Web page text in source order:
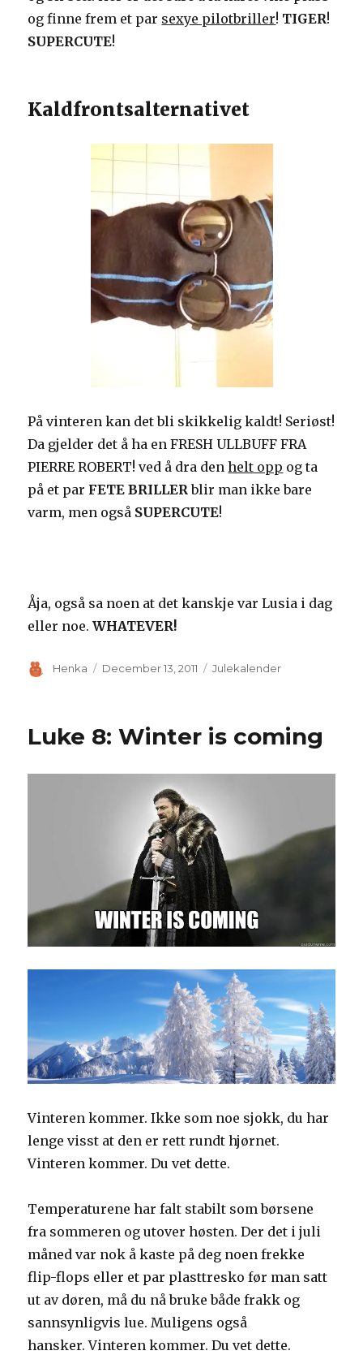
og finne frem et par sexye pilotbriller! TIGER!
SUPERCUTE!
Kaldfrontsalternativet
På vinteren kan det bli skikkelig kaldt! Seriøst!
Da gjelder det å ha en FRESH ULLBUFF FRA
PIERRE ROBERT! ved å dra denhelt opp og ta
på et par FETE BRILLER blir man ikke bare
varm, men også SUPERCUTE!
Åja, også sa noen at det kanskje var Lusia i dag
eller noe.WHATEVER!
Author
Henka
Posted
December 13, 2011 Categories
Julekalender
Luke 8: Winter is coming
Vinteren kommer. Ikke som noe sjokk, du har
lenge visst at den er rett rundt hjørnet.
Vinteren kommer. Du vet dette.
Temperaturene har falt stabilt som børsene
fra sommeren og utover høsten. Der det i juli
måned var nok å kaste på deg noen frekke
flip-flops eller et par plasttresko før man satt
ut av døren, må du nå bruke både frakk og
sannsynligvis lue. Muligens også
hansker. Vinteren kommer. Du vet dette.